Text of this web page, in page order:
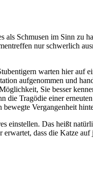
als Schmusen im Sinn zu
nur schwerlich
warten hier auf
aufgenommen und
Sie besser
die Tragödie einer
Vergangenheit
einstellen. Das heißt
dass die Katze